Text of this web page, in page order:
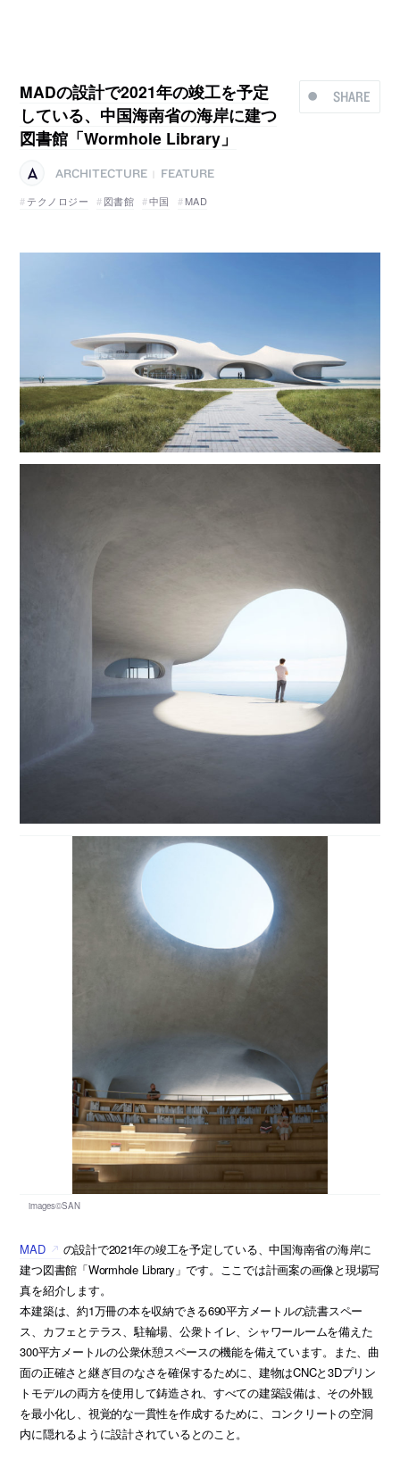
SHARE
MADの設計で2021年の竣工を予定
している、中国海南省の海岸に建つ
図書館「Wormhole Library」
ARCHITECTURE
FEATURE
テクノロジー
図書館 中国 MAD
MAD
の設計で2021年の竣工を予定している、中国海南省の海岸に
建つ図書館「Wormhole Library」です。ここでは計画案の画像と現場写
真を紹介します。
本建築は、約1万冊の本を収納できる690平方メートルの読書スペー
ス、カフェとテラス、駐輪場、公衆トイレ、シャワールームを備えた
300平方メートルの公衆休憩スペースの機能を備えています。また、曲
面の正確さと継ぎ目のなさを確保するために、建物はCNCと3Dプリン
トモデルの両方を使用して鋳造され、すべての建築設備は、その外観
を最小化し、視覚的な一貫性を作成するために、コンクリートの空洞
内に隠れるように設計されているとのこと。